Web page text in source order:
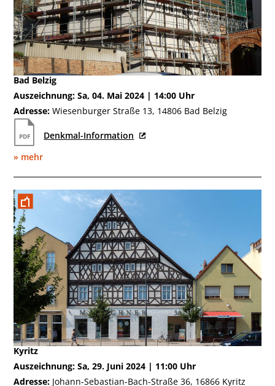
Mai
Bad Belzig
Auszeichnung: Sa, 04. Mai 2024 | 14:00 Uhr
Adresse: Wiesenburger Straße 13, 14806 Bad Belzig
Denkmal-Information
» mehr
Juni
Kyritz
Auszeichnung: Sa, 29. Juni 2024 | 11:00 Uhr
Adresse: Johann-Sebastian-Bach-Straße 36, 16866 Kyritz